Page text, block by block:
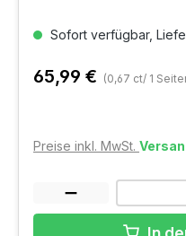
Sofort verfügbar,
65,99 € (0,67 ct/ 1
Preise inkl. MwSt.